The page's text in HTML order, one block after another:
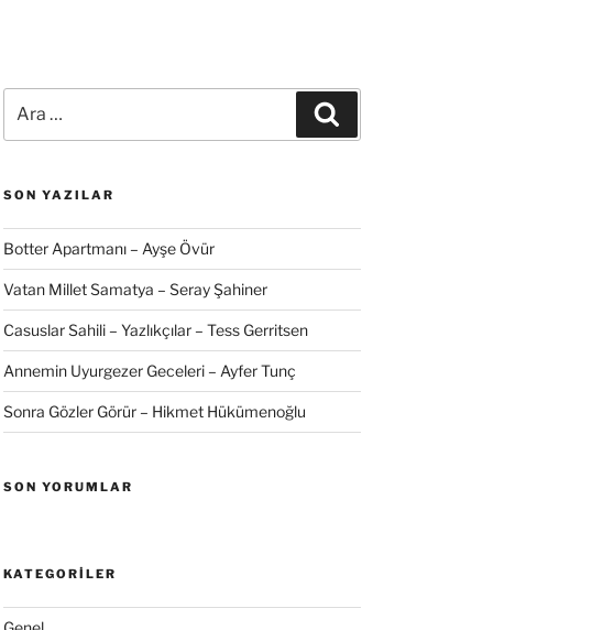
SON YAZILAR
Botter Apartmanı – Ayşe Övür
Vatan Millet Samatya – Seray Şahiner
Casuslar Sahili – Yazlıkçılar – Tess Gerritsen
Annemin Uyurgezer Geceleri – Ayfer Tunç
Sonra Gözler Görür – Hikmet Hükümenoğlu
SON YORUMLAR
KATEGORILER